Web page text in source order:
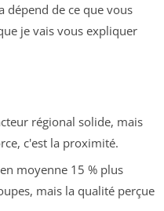
dépend de ce que vous
je vais vous expliquer
régional solide, mais
c'est la proximité.
moyenne 15 % plus
mais la qualité perçue